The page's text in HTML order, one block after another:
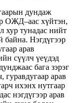
дундаж
ОЖД–аас хүйтэн,
хур тунадас нийт
Нэгдүгээр
арав
сүүлч үеүдэд
бага зэрэг
гуравдугаар арав
ихэнх нутгаар
нэгдүгээр арав